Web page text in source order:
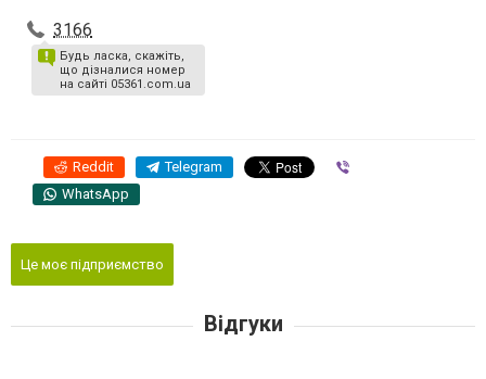
3166
Будь ласка, скажіть,
що дізналися номер
на сайті 05361.com.ua
Reddit Telegram
WhatsApp
Це моє підприємство
Відгуки